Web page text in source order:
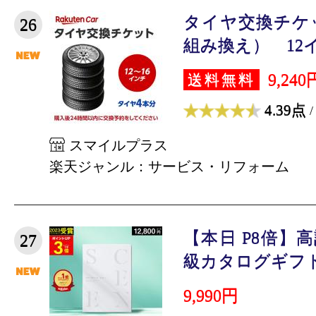
26
タイヤ交換チ
組み換え） 12
送料無料 9,240
4.39点 /
スマイルプラス
楽天ジャンル：サービス・リフォーム
27
【本日 P8倍】
級カタログギフ
9,990円